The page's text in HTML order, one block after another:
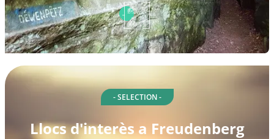
- SELECTION -
Llocs d'interès a Freudenberg